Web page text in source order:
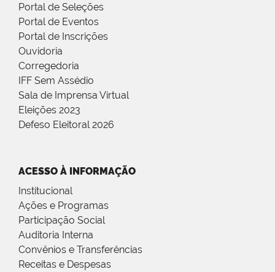
Portal de Seleções
Portal de Eventos
Portal de Inscrições
Ouvidoria
Corregedoria
IFF Sem Assédio
Sala de Imprensa Virtual
Eleições 2023
Defeso Eleitoral 2026
ACESSO À INFORMAÇÃO
Institucional
Ações e Programas
Participação Social
Auditoria Interna
Convênios e Transferências
Receitas e Despesas